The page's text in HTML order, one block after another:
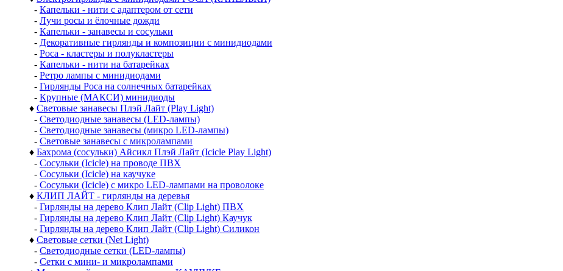
- Капельки - нити с адаптером от сети
- Лучи росы и ёлочные дожди
- Капельки - занавесы и сосульки
- Декоративные гирлянды и композиции с минидиодами
- Роса - кластеры и полукластеры
- Капельки - нити на батарейках
- Ретро лампы с минидиодами
- Гирлянды Роса на солнечных батарейках
- Крупные (МАКСИ) минидиоды
♦ Световые занавесы Плэй Лайт (Play Light)
- Светодиодные занавесы (LED-лампы)
- Светодиодные занавесы (микро LED-лампы)
- Световые занавесы с микролампами
♦ Бахрома (сосульки) Айсикл Плэй Лайт (Icicle Play Light)
- Сосульки (Icicle) на проводе ПВХ
- Сосульки (Icicle) на каучуке
- Сосульки (Icicle) с микро LED-лампами на проволоке
♦ КЛИП ЛАЙТ - гирлянды на деревья
- Гирлянды на дерево Клип Лайт (Clip Light) ПВХ
- Гирлянды на дерево Клип Лайт (Clip Light) Каучук
- Гирлянды на дерево Клип Лайт (Clip Light) Силикон
♦ Световые сетки (Net Light)
- Светодиодные сетки (LED-лампы)
- Сетки с мини- и микролампами